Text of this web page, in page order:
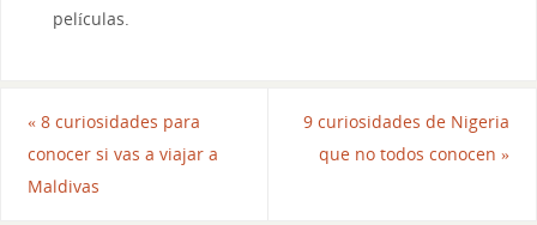
películas.
«8 curiosidades para
conocer si vas a viajar a
Maldivas
9 curiosidades de Nigeria
que no todos conocen»